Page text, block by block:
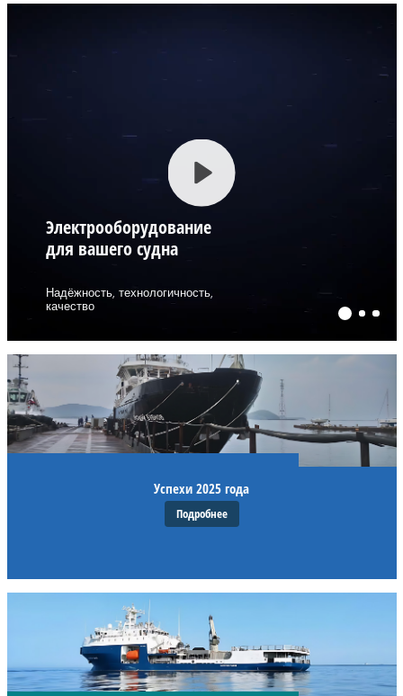
Электрооборудование
для вашего судна
Надёжность, технологичность,
качество
Успехи 2025 года
Подробнее